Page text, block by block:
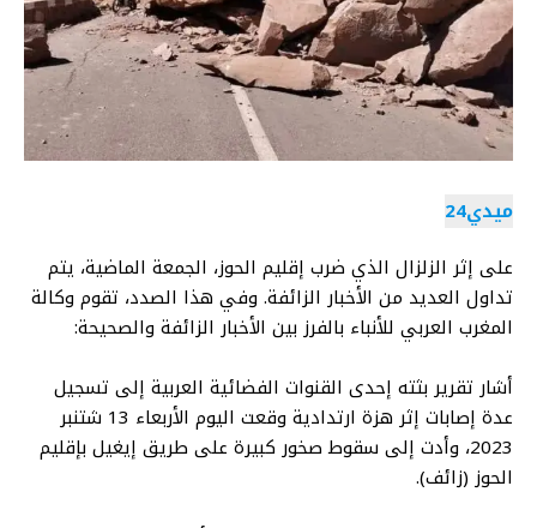
ميدي24
على إثر الزلزال الذي ضرب إقليم الحوز، الجمعة الماضية، يتم
تداول العديد من الأخبار الزائفة. وفي هذا الصدد، تقوم وكالة
المغرب العربي للأنباء بالفرز بين الأخبار الزائفة والصحيحة:
أشار تقرير بثته إحدى القنوات الفضائية العربية إلى تسجيل
عدة إصابات إثر هزة ارتدادية وقعت اليوم الأربعاء 13 شتنبر
2023، وأدت إلى سقوط صخور كبيرة على طريق إيغيل بإقليم
الحوز (زائف).